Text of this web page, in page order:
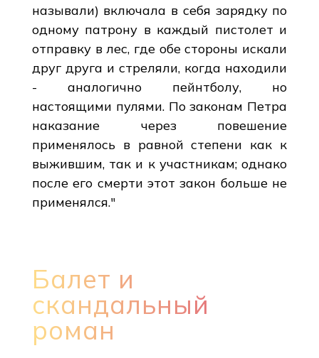
называли) включала в себя зарядку по
одному патрону в каждый пистолет и
отправку в лес, где обе стороны искали
друг друга и стреляли, когда находили
- аналогично пейнтболу, но
настоящими пулями. По законам Петра
наказание через повешение
применялось в равной степени как к
выжившим, так и к участникам; однако
после его смерти этот закон больше не
применялся."
Балет и
скандальный
роман